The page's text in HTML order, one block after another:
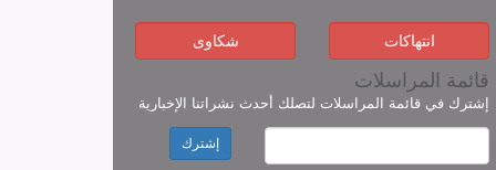
انتهاكات شكاوى
قائمة المراسلات
إشترك في قائمة المراسلات لتصلك أحدث نشراتنا الإخبارية
إشترك